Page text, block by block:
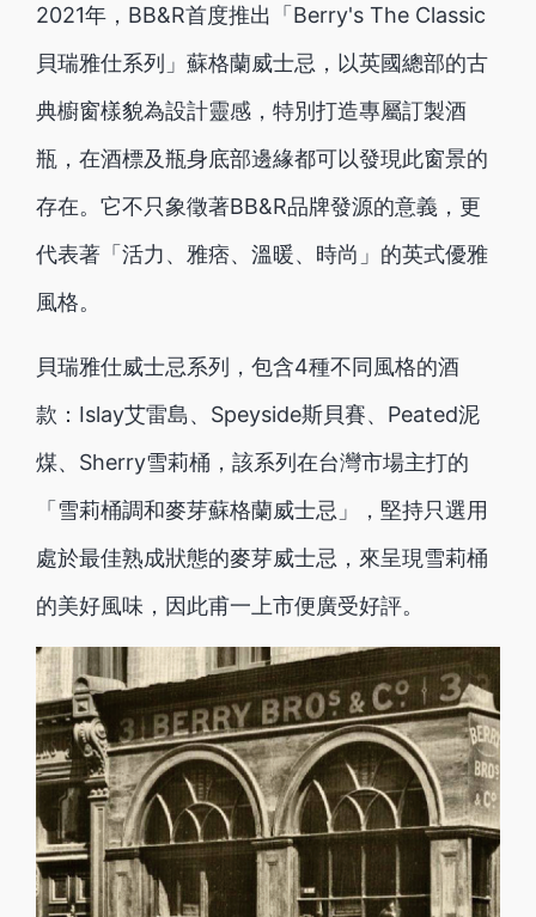
2021年，BB&R首度推出「Berry's The Classic
貝瑞雅仕系列」蘇格蘭威士忌，以英國總部的古
典櫥窗樣貌為設計靈感，特別打造專屬訂製酒
瓶，在酒標及瓶身底部邊緣都可以發現此窗景的
存在。它不只象徵著BB&R品牌發源的意義，更
代表著「活力、雅痞、溫暖、時尚」的英式優雅
風格。
貝瑞雅仕威士忌系列，包含4種不同風格的酒
款：Islay艾雷島、Speyside斯貝賽、Peated泥
煤、Sherry雪莉桶，該系列在台灣市場主打的
「雪莉桶調和麥芽蘇格蘭威士忌」，堅持只選用
處於最佳熟成狀態的麥芽威士忌，來呈現雪莉桶
的美好風味，因此甫一上市便廣受好評。